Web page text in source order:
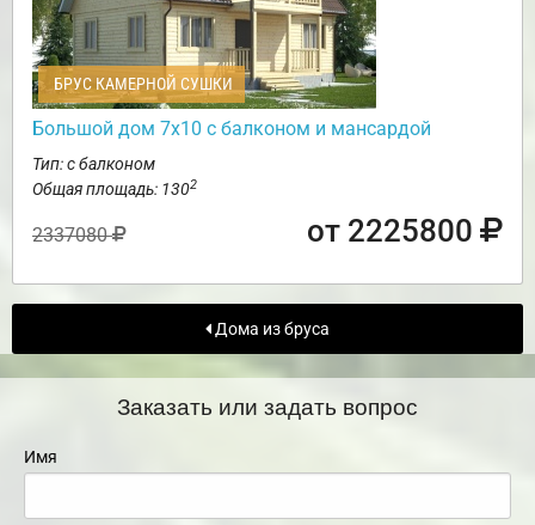
БРУС КАМЕРНОЙ СУШКИ
Большой дом 7х10 с балконом и мансардой
Тип: с балконом
Общая площадь: 1302
2337080 от 2225800
Дома из бруса
Заказать или задать вопрос
Имя